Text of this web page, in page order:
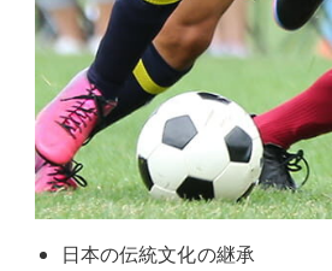
日本の伝統文化の継承